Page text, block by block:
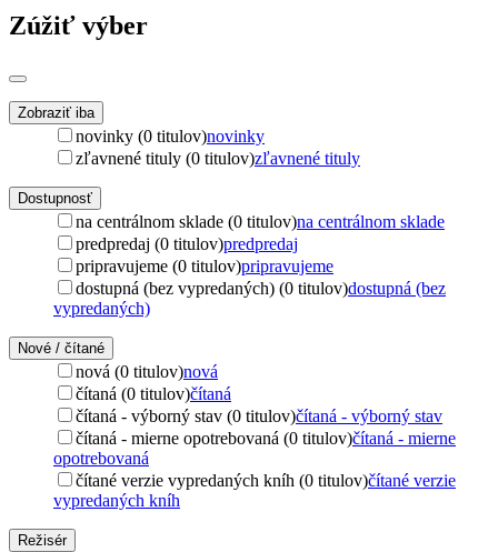
Zúžiť výber
Zobraziť iba
novinky (0 titulov)novinky
zľavnené tituly (0 titulov)zľavnené tituly
Dostupnosť
na centrálnom sklade (0 titulov)na centrálnom sklade
predpredaj (0 titulov)predpredaj
pripravujeme (0 titulov)pripravujeme
dostupná (bez vypredaných) (0 titulov)dostupná (bez
vypredaných)
Nové / čítané
nová (0 titulov)nová
čítaná (0 titulov)čítaná
čítaná - výborný stav (0 titulov)čítaná - výborný stav
čítaná - mierne opotrebovaná (0 titulov)čítaná - mierne
opotrebovaná
čítané verzie vypredaných kníh (0 titulov)čítané verzie
vypredaných kníh
Režisér